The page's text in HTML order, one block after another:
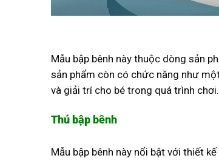
Mẫu bập bênh này thuộc dòng sản
sản phẩm còn có chức năng như
và giải trí cho bé trong quá trình chơi.
Thú bập bênh
Mẫu bập bênh này nổi bật với thiết